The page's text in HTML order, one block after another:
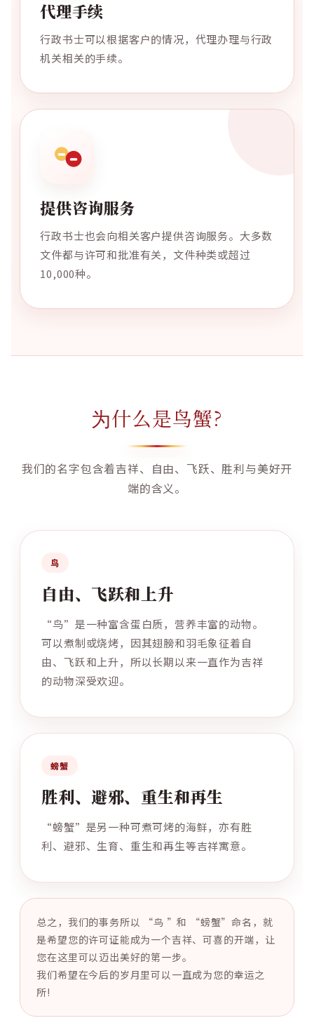
代理手续
行政书士可以根据客户的情况，代理办理与行政
机关相关的手续。
提供咨询服务
行政书士也会向相关客户提供咨询服务。大多数
文件都与许可和批准有关，文件种类或超过
10,000种。
为什么是鸟蟹?
我们的名字包含着吉祥、自由、飞跃、胜利与美好开
端的含义。
鸟
自由、飞跃和上升
“鸟”是一种富含蛋白质，营养丰富的动物。
可以煮制或烧烤，因其翅膀和羽毛象征着自
由、飞跃和上升，所以长期以来一直作为吉祥
的动物深受欢迎。
螃蟹
胜利、避邪、重生和再生
“螃蟹”是另一种可煮可烤的海鲜，亦有胜
利、避邪、生育、重生和再生等吉祥寓意。
总之，我们的事务所以 “鸟 ”和 “螃蟹”命名，就
是希望您的许可证能成为一个吉祥、可喜的开端，让
您在这里可以迈出美好的第一步。
我们希望在今后的岁月里可以一直成为您的幸运之
所!